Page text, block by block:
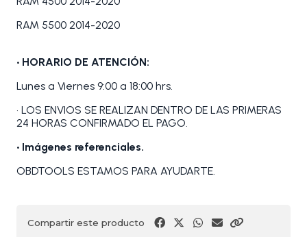
RAM 5500 2014-2020
• HORARIO DE ATENCIÓN:
Lunes a Viernes 9:00 a 18:00 hrs.
• LOS ENVIOS SE REALIZAN DENTRO DE LAS PRIMERAS
24 HORAS CONFIRMADO EL PAGO.
• Imágenes referenciales.
OBDTOOLS ESTAMOS PARA AYUDARTE.
Compartir este producto